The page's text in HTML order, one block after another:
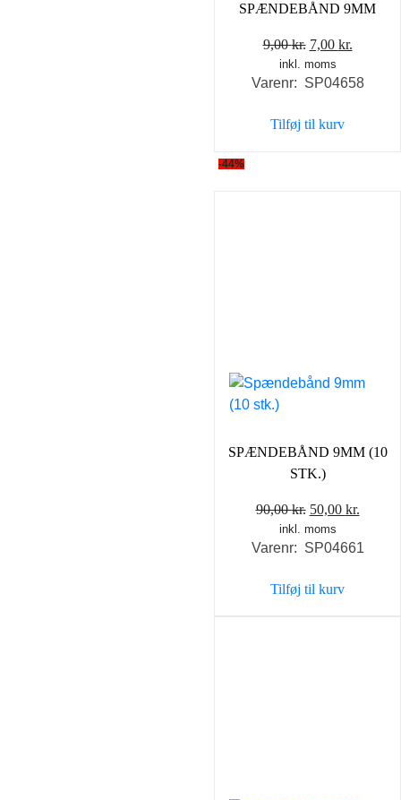
SPÆNDEBÅND 9MM
9,00kr. Den
oprindelige
pris
9,00 kr..
7,00 kr.
pris
inkl. moms
Varenr: SP04658
Tilføj til kurv
-44%
SPÆNDEBÅND 9MM (10
STK.)
90,00kr. Den
oprindelige
pris
90,00 kr..
50,00 kr.
pris
inkl. moms
Varenr: SP04661
Tilføj til kurv